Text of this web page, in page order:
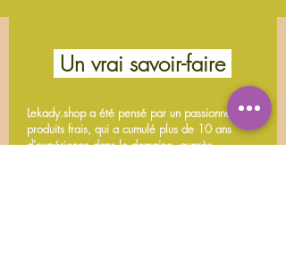
Un vrai savoir-faire
Lekady.shop a été pensé par un passionné de
produits frais, qui a cumulé plus de 10 ans
d'expérience dans le domaine, auprès